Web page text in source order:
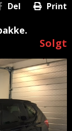
Del Print
Solgt